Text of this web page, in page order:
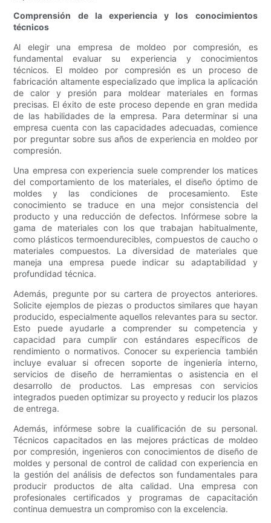
Comprensión de la experiencia y los conocimientos
técnicos
Al elegir una empresa de moldeo por compresión, es
fundamental evaluar su experiencia y conocimientos
técnicos. El moldeo por compresión es un proceso de
fabricación altamente especializado que implica la aplicación
de calor y presión para moldear materiales en formas
precisas. El éxito de este proceso depende en gran medida
de las habilidades de la empresa. Para determinar si una
empresa cuenta con las capacidades adecuadas, comience
por preguntar sobre sus años de experiencia en moldeo por
compresión.
Una empresa con experiencia suele comprender los matices
del comportamiento de los materiales, el diseño óptimo de
moldes y las condiciones de procesamiento. Este
conocimiento se traduce en una mejor consistencia del
producto y una reducción de defectos. Infórmese sobre la
gama de materiales con los que trabajan habitualmente,
como plásticos termoendurecibles, compuestos de caucho o
materiales compuestos. La diversidad de materiales que
maneja una empresa puede indicar su adaptabilidad y
profundidad técnica.
Además, pregunte por su cartera de proyectos anteriores.
Solicite ejemplos de piezas o productos similares que hayan
producido, especialmente aquellos relevantes para su sector.
Esto puede ayudarle a comprender su competencia y
capacidad para cumplir con estándares específicos de
rendimiento o normativos. Conocer su experiencia también
incluye evaluar si ofrecen soporte de ingeniería interno,
servicios de diseño de herramientas o asistencia en el
desarrollo de productos. Las empresas con servicios
integrados pueden optimizar su proyecto y reducir los plazos
de entrega.
Además, infórmese sobre la cualificación de su personal.
Técnicos capacitados en las mejores prácticas de moldeo
por compresión, ingenieros con conocimientos de diseño de
moldes y personal de control de calidad con experiencia en
la gestión del análisis de defectos son fundamentales para
producir productos de alta calidad. Una empresa con
profesionales certificados y programas de capacitación
continua demuestra un compromiso con la excelencia.